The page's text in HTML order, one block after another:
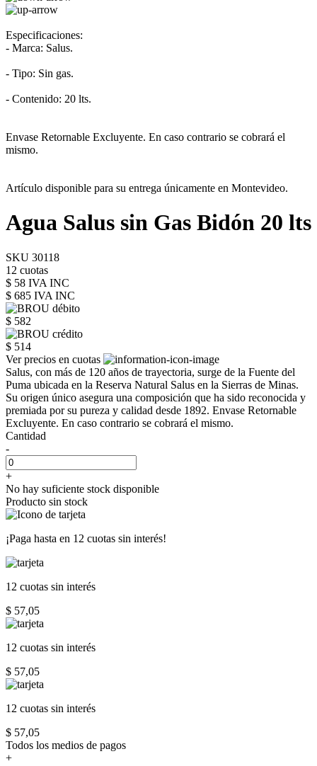
Especificaciones:
- Marca: Salus.
- Tipo: Sin gas.
- Contenido: 20 lts.
Envase Retornable Excluyente. En caso contrario se cobrará el
mismo.
Artículo disponible para su entrega únicamente en Montevideo.
Agua Salus sin Gas Bidón 20 lts
SKU 30118
12 cuotas
$ 58 IVA INC
$ 685 IVA INC
$ 582
$ 514
Ver precios en cuotas
Salus, con más de 120 años de trayectoria, surge de la Fuente del
Puma ubicada en la Reserva Natural Salus en la Sierras de Minas.
Su origen único asegura una composición que ha sido reconocida y
premiada por su pureza y calidad desde 1892. Envase Retornable
Excluyente. En caso contrario se cobrará el mismo.
Cantidad
-
+
No hay suficiente stock disponible
Producto sin stock
¡Paga hasta en 12 cuotas sin interés!
12 cuotas sin interés
$ 57,05
12 cuotas sin interés
$ 57,05
12 cuotas sin interés
$ 57,05
Todos los medios de pagos
+